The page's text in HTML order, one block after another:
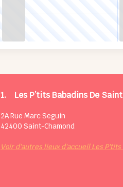
1. Les P’tits Babadins De
2A Rue Marc Seguin
42400 Saint-Chamond
Voir d'autres lieux d'accueil Les P'tits